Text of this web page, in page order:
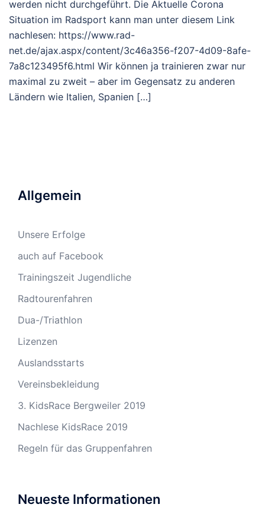
werden nicht durchgeführt. Die Aktuelle Corona
Situation im Radsport kann man unter diesem Link
nachlesen: https://www.rad-
net.de/ajax.aspx/content/3c46a356-f207-4d09-8afe-
7a8c123495f6.html Wir können ja trainieren zwar nur
maximal zu zweit – aber im Gegensatz zu anderen
Ländern wie Italien, Spanien […]
Allgemein
Unsere Erfolge
auch auf Facebook
Trainingszeit Jugendliche
Radtourenfahren
Dua-/Triathlon
Lizenzen
Auslandsstarts
Vereinsbekleidung
3. KidsRace Bergweiler 2019
Nachlese KidsRace 2019
Regeln für das Gruppenfahren
Neueste Informationen